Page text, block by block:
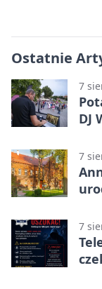
Ostatnie
7
DJ
7
7